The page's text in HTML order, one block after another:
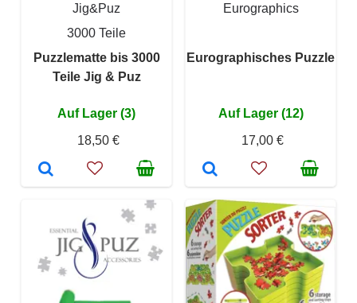
Jig&Puz
3000 Teile
Puzzlematte bis 3000
Teile Jig & Puz
Auf Lager (3)
18,50 €
Eurographics
Eurographisches Puzzle
Auf Lager (12)
17,00 €